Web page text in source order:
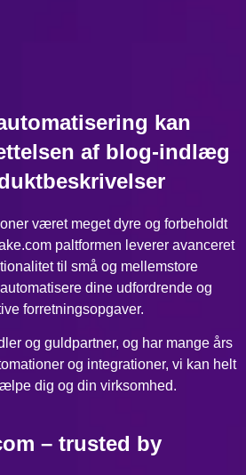
kan
af blog-indlæg
været meget dyre og forbeholdt
paltformen leverer avanceret
til små og mellemstore
dine udfordrende og
forretningsopgaver.
og guldpartner, og har mange års
og integrationer, vi kan helt
dig og din virksomhed.
– trusted by